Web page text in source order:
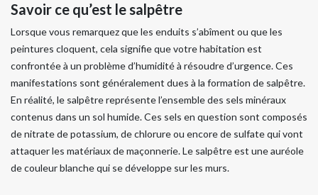
Savoir ce qu’est le salpêtre
Lorsque vous remarquez que les enduits s’abîment ou que les
peintures cloquent, cela signifie que votre habitation est
confrontée à un problème d’humidité à résoudre d’urgence. Ces
manifestations sont généralement dues à la formation de salpêtre.
En réalité, le salpêtre représente l’ensemble des sels minéraux
contenus dans un sol humide. Ces sels en question sont composés
de nitrate de potassium, de chlorure ou encore de sulfate qui vont
attaquer les matériaux de maçonnerie. Le salpêtre est une auréole
de couleur blanche qui se développe sur les murs.